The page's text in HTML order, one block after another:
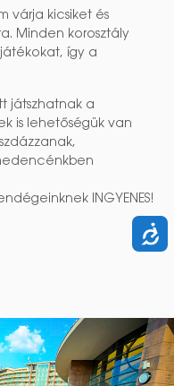
várja kicsiket és
Minden korosztály
így a
játszhatnak a
is lehetőségük van
INGYENES!